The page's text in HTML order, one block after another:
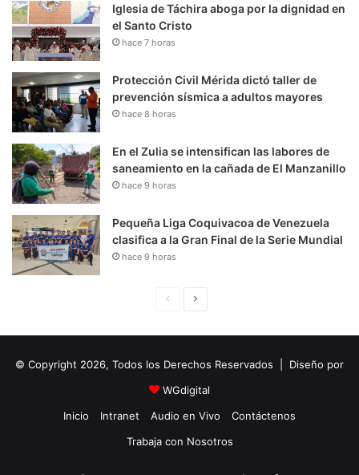
Iglesia de Táchira aboga por la dignidad en
el Santo Cristo
hace 7 horas
Protección Civil Mérida dictó taller de
prevención sísmica a adultos mayores
hace 8 horas
En el Zulia se intensifican las labores de
saneamiento en la cañada de El Manzanillo
hace 9 horas
Pequeña Liga Coquivacoa de Venezuela
clasifica a la Gran Final de la Serie Mundial
hace 9 horas
i
n
a
u
i
e
© Copyright 2026, Todos los Derechos Reservados | Diseño por
WGdigital
Inicio
Intranet Audio en Vivo
Contáctenos
Trabaja con Nosotros